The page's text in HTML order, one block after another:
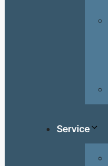
Service